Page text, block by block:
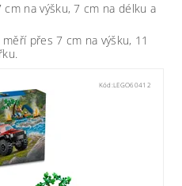
na výšku, 7 cm na délku a
přes 7 cm na výšku, 11
Kód:LEGO60412